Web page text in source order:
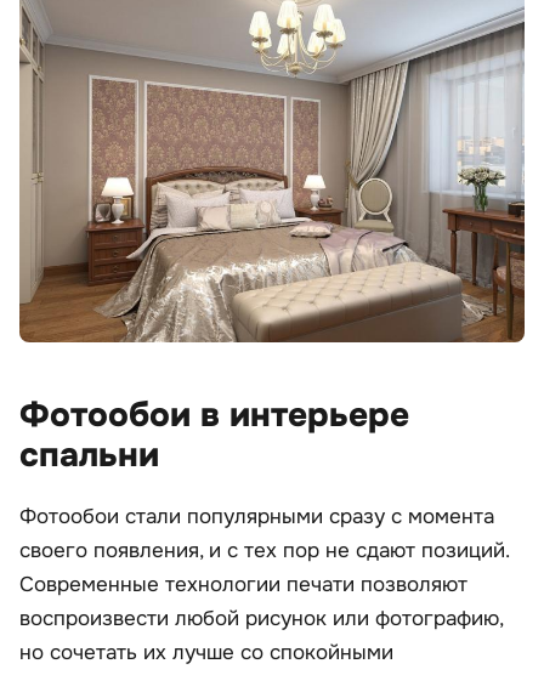
Фотообои в интерьере
спальни
Фотообои стали популярными сразу с момента
своего появления, и с тех пор не сдают позиций.
Современные технологии печати позволяют
воспроизвести любой рисунок или фотографию,
но сочетать их лучше со спокойными